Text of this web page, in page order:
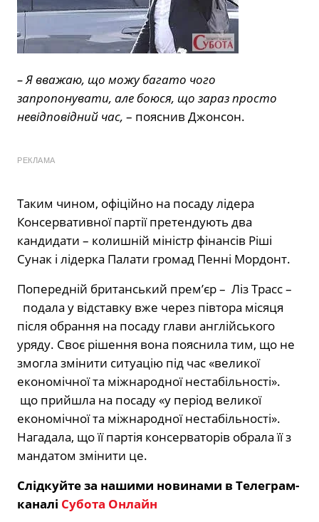
– Я вважаю, що можу багато чого
запропонувати, але боюся, що зараз просто
невідповідний час, – пояснив Джонсон.
РЕКЛАМА
Таким чином, офіційно на посаду лідера
Консервативної партії претендують два
кандидати – колишній міністр фінансів Ріші
Сунак і лідерка Палати громад Пенні Мордонт.
Попередній британський прем’єр – Ліз Трасс –
подала у відставку вже через півтора місяця
після обрання на посаду глави англійського
уряду. Своє рішення вона пояснила тим, що не
змогла змінити ситуацію під час «великої
економічної та міжнародної нестабільності».
що прийшла на посаду «у період великої
економічної та міжнародної нестабільності».
Нагадала, що її партія консерваторів обрала її з
мандатом змінити це.
Слідкуйте за нашими новинами в Телеграм-
каналі Субота Онлайн